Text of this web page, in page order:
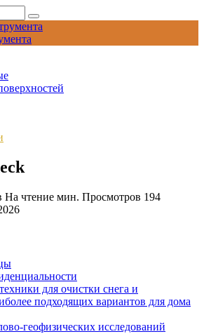
На чтение мин. Просмотров 194
для очистки снега и
подходящих вариантов для дома
геофизических исследований